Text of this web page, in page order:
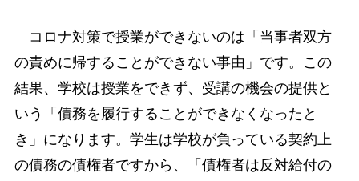
コロナ対策で授業ができないのは「当事者双方
の責めに帰することができない事由」です。この
結果、学校は授業をできず、受講の機会の提供と
いう「債務を履行することができなくなったと
き」になります。学生は学校が負っている契約上
の債務の債権者ですから、「債権者は反対給付の